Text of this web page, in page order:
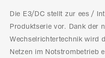
Die E3/DC stellt zur ees /
Produktserie vor. Dank der
Wechselrichtertechnik wird
Netzen im Notstrombetrieb